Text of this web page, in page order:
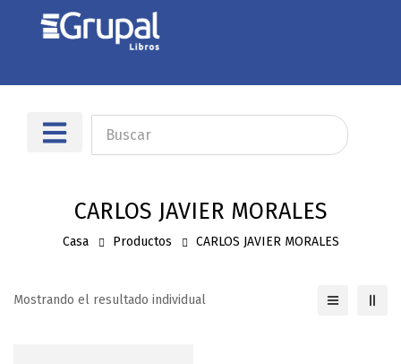
CARLOS JAVIER MORALES
Casa Productos CARLOS JAVIER MORALES
Mostrando el resultado individual